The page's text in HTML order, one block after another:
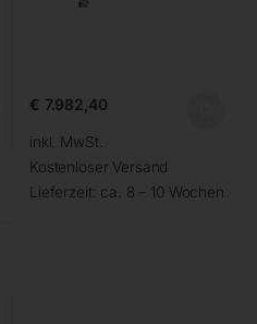
€ 7.982,40
inkl. MwSt.
Kostenloser Versand
Lieferzeit: ca. 8 – 10 Wochen